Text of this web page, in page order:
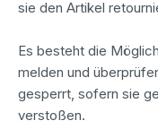
sie den Artikel
Es besteht die
melden und
gesperrt, sofern sie
verstoßen.